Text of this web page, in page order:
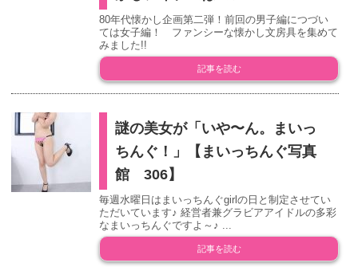
80年代懐かし企画第二弾！前回の男子編につづい
ては女子編！ ファンシーな懐かし文房具を集めて
みました!!
記事を読む
謎の美女が「いや〜ん。まいっ
ちんぐ！」【まいっちんぐ写真
館 306】
毎週水曜日はまいっちんぐgirlの日と制定させてい
ただいています♪ 経営者兼グラビアアイドルの多彩
なまいっちんぐですよ～♪ ...
記事を読む